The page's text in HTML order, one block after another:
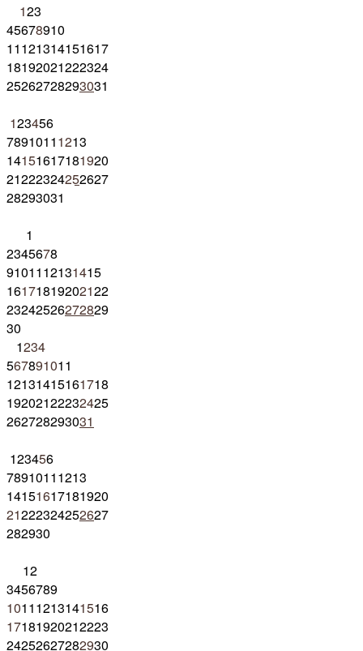
123
45678910
11121314151617
18192021222324
25262728293031
123456
78910111213
14151617181920
21222324252627
28293031
1
2345678
9101112131415
16171819202122
23242526272829
30
1234
567891011
12131415161718
19202122232425
262728293031
123456
78910111213
14151617181920
21222324252627
282930
12
3456789
10111213141516
17181920212223
24252627282930